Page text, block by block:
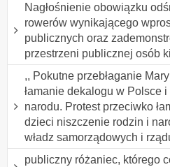
Nagłośnienie obowiązku
rowerów wynikającego
publicznych oraz
przestrzeni publicznej osób
,, Pokutne przebłaganie
łamanie dekalogu w Polsce
narodu. Protest przeciwko
dzieci niszczenie rodzin i
władz samorządowych i
publiczny różaniec, którego